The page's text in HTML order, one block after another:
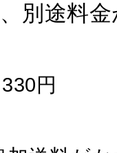
別途料
円 卸